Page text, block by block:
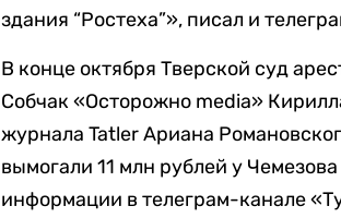
здания “Ростеха”», писал и
В конце октября Тверской суд
Собчак «Осторожно media»
журнала Tatler Ариана
вымогали 11 млн рублей у
информации в телеграм-канале